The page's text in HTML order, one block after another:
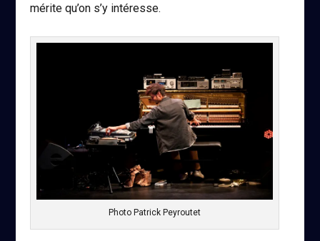
mérite qu’on s’y intéresse.
Photo Patrick Peyroutet